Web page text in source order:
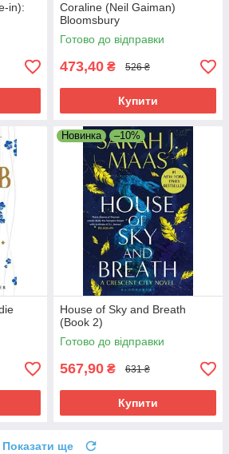
in):
Coraline (Neil Gaiman)
Bloomsbury
Готово до відправки
473,40 ₴ 526 ₴
Купити
Новинка –10%
House of Sky and Breath
(Book 2)
Готово до відправки
567,90 ₴ 631 ₴
Купити
Показати ще